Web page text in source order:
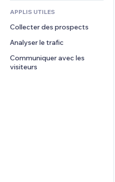
APPLIS UTILES
Collecter des prospects
Analyser le trafic
Communiquer avec les
visiteurs